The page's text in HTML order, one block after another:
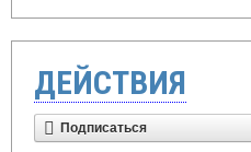
ДЕЙСТВИЯ
Подписаться